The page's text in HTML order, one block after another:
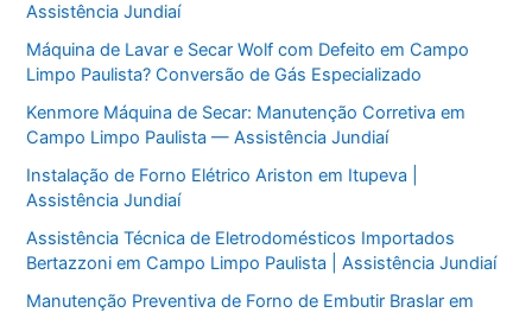
Assistência Jundiaí
Máquina de Lavar e Secar Wolf com Defeito em Campo
Limpo Paulista? Conversão de Gás Especializado
Kenmore Máquina de Secar: Manutenção Corretiva em
Campo Limpo Paulista — Assistência Jundiaí
Instalação de Forno Elétrico Ariston em Itupeva |
Assistência Jundiaí
Assistência Técnica de Eletrodomésticos Importados
Bertazzoni em Campo Limpo Paulista | Assistência Jundiaí
Manutenção Preventiva de Forno de Embutir Braslar em